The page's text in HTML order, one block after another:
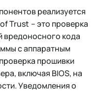
реализуется
Trust – это проверка
вредоносного кода
с аппаратным
прошивки
включая BIOS, на
Уведомления о